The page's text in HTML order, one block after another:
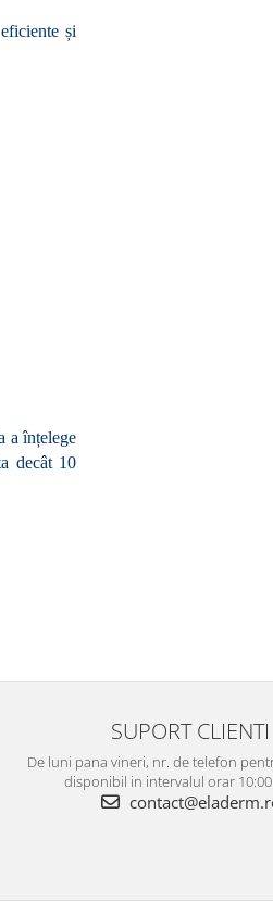
și
a înțelege
decât 10
SUPORT CLIENTI
De luni pana vineri, nr. de telefon
disponibil in intervalul orar 10:00